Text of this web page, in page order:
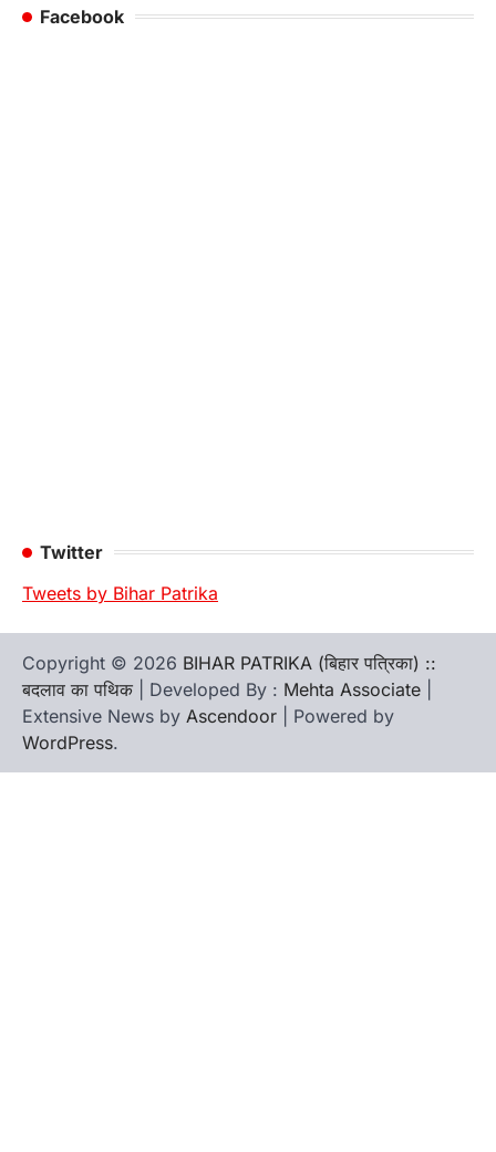
Facebook
Twitter
Tweets by Bihar Patrika
Copyright © 2026 BIHAR PATRIKA (बिहार पत्रिका) ::
बदलाव का पथिक | Developed By : Mehta Associate
Extensive News by Ascendoor | Powered by
WordPress.